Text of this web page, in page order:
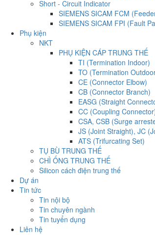
Short - Circuit Indicator
SIEMENS SICAM FCM
SIEMENS SICAM FPI (Fault
Phụ kiện
NKT
PHỤ KIỆN CÁP TRUNG THẾ
TI (Termination Indoor)
TO (Termination
CE (Connector Elbow)
CB (Connector Branch)
EASG (Straight
CC (Coupling
CSA, CSB (Surge
JS (Joint Straight), JC
ATS (Trifurcating Set)
TỤ BÙ TRUNG THẾ
CHÌ ỐNG TRUNG THẾ
Silicon cách điện trung thế
Dự án
Tin tức
Tin nội bộ
Tin chuyên ngành
Tin tuyển dụng
Liên hệ